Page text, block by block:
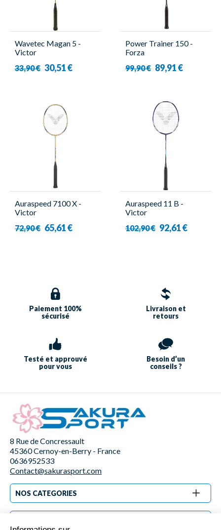
Wavetec Magan 5 -
Victor
33,90 € 30,51 €
Power Trainer 150 -
Forza
99,90 € 89,91 €
Auraspeed 7100 X -
Victor
72,90 € 65,61 €
Auraspeed 11 B -
Victor
102,90 € 92,61 €
Paiement 100%
sécurisé
Livraison et
retours
Testé et approuvé
pour vous
Besoin d’un
conseils ?
8 Rue de Concressault
45360 Cernoy-en-Berry - France
0636952533
Contact@sakurasport.com
NOS CATEGORIES